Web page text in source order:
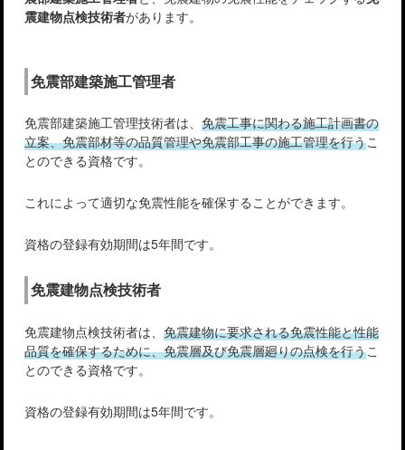
震建物点検技術者があります。
免震部建築施工管理者
免震部建築施工管理技術者は、免震工事に関わる施工計画書の
立案、免震部材等の品質管理や免震部工事の施工管理を行うこ
とのできる資格です。
これによって適切な免震性能を確保することができます。
資格の登録有効期間は5年間です。
免震建物点検技術者
免震建物点検技術者は、免震建物に要求される免震性能と性能
品質を確保するために、免震層及び免震層廻りの点検を行うこ
とのできる資格です。
資格の登録有効期間は5年間です。